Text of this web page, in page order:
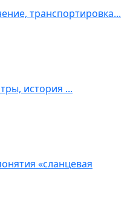
транспортировка...
история ...
«сланцевая